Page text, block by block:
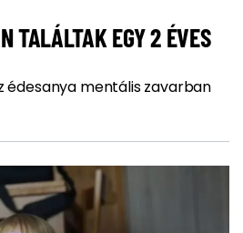
TALÁLTAK EGY 2 ÉVES
édesanya mentális zavarban